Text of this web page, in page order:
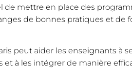
de mettre en place des
de bonnes pratiques et de
peut aider les enseignants à
et à les intégrer de manière